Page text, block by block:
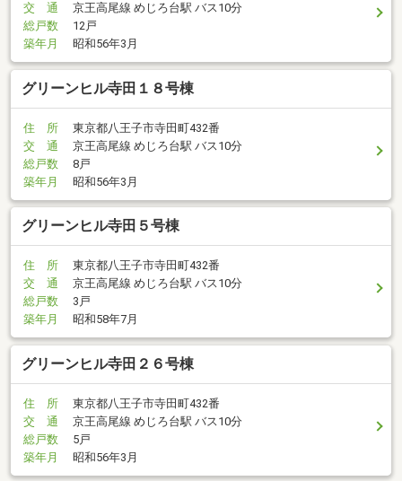
交 通
京王高尾線 めじろ台駅 バス10分
総戸数
12戸
築年月
昭和56年3月
グリーンヒル寺田１８号棟
住 所
東京都八王子市寺田町432番
交 通
京王高尾線 めじろ台駅 バス10分
総戸数
8戸
築年月
昭和56年3月
グリーンヒル寺田５号棟
住 所
東京都八王子市寺田町432番
交 通
京王高尾線 めじろ台駅 バス10分
総戸数
3戸
築年月
昭和58年7月
グリーンヒル寺田２６号棟
住 所
東京都八王子市寺田町432番
交 通
京王高尾線 めじろ台駅 バス10分
総戸数
5戸
築年月
昭和56年3月